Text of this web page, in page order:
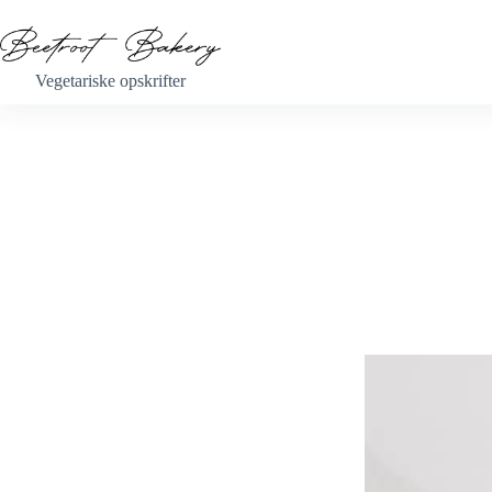
til
indhold
Vegetariske opskrifter